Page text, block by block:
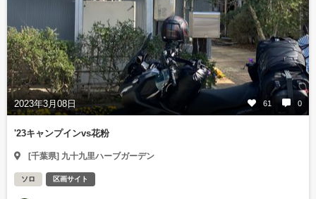
2023年3月08日 61 0
'23キャンプインvs花粉
[千葉県] 九十九里ハーブガーデン
ソロ 区画サイト